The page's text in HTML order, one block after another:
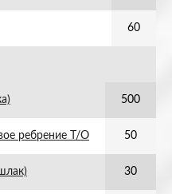
60
500
ребрение Т/О 50
30